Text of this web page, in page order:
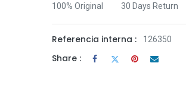
100% Original 30 Days Return
Referencia interna : 126350
Share :